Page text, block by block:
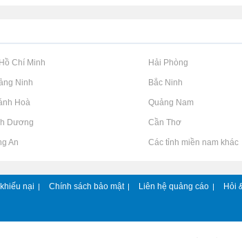
Chí Minh Rao vặt tại Hải Phòng
Ninh Rao vặt tại Bắc Ninh
Hoà Rao vặt tại Quảng Nam
Dương Rao vặt tại Cần Thơ
An Rao vặt tại Các tỉnh miền nam khác
nại | Chính sách bảo mật | Liên hệ quảng cáo | Hỏi